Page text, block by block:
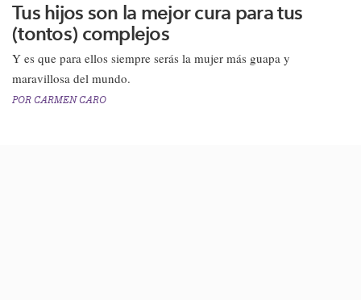
Tus hijos son la mejor cura para tus
(tontos) complejos
Y es que para ellos siempre serás la mujer más guapa y
maravillosa del mundo.​​
POR CARMEN CARO